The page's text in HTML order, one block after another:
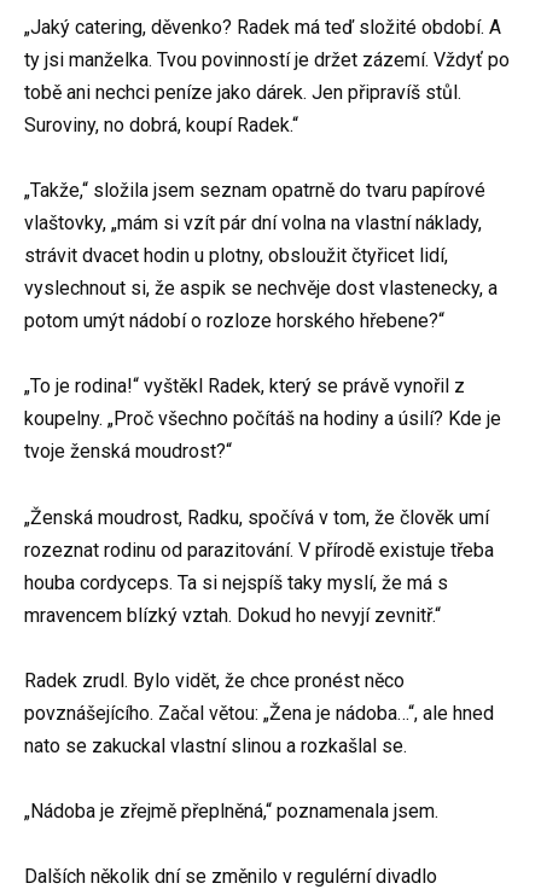
„Jaký catering, děvenko? Radek má teď složité období. A
ty jsi manželka. Tvou povinností je držet zázemí. Vždyť po
tobě ani nechci peníze jako dárek. Jen připravíš stůl.
Suroviny, no dobrá, koupí Radek.“
„Takže,“ složila jsem seznam opatrně do tvaru papírové
vlaštovky, „mám si vzít pár dní volna na vlastní náklady,
strávit dvacet hodin u plotny, obsloužit čtyřicet lidí,
vyslechnout si, že aspik se nechvěje dost vlastenecky, a
potom umýt nádobí o rozloze horského hřebene?“
„To je rodina!“ vyštěkl Radek, který se právě vynořil z
koupelny. „Proč všechno počítáš na hodiny a úsilí? Kde je
tvoje ženská moudrost?“
„Ženská moudrost, Radku, spočívá v tom, že člověk umí
rozeznat rodinu od parazitování. V přírodě existuje třeba
houba cordyceps. Ta si nejspíš taky myslí, že má s
mravencem blízký vztah. Dokud ho nevyjí zevnitř.“
Radek zrudl. Bylo vidět, že chce pronést něco
povznášejícího. Začal větou: „Žena je nádoba…“, ale hned
nato se zakuckal vlastní slinou a rozkašlal se.
„Nádoba je zřejmě přeplněná,“ poznamenala jsem.
Dalších několik dní se změnilo v regulérní divadlo